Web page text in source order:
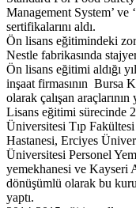
Management System’ ve
sertifikalarını aldı.
Ön lisans eğitimindeki
Nestle fabrikasında
Ön lisans eğitimi aldığı
inşaat firmasının Bursa
olarak çalışan
Lisans eğitimi sürecinde
Üniversitesi Tıp
Hastanesi, Erciyes
Üniversitesi Personel
yemekhanesi ve Kayseri
dönüşümlü olarak bu
yaptı.